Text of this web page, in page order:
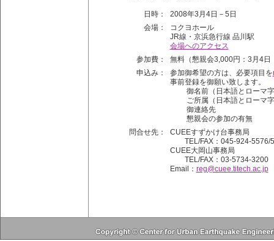
日時：
2008年3月4日－5日
会場：
コクヨホール
JR線・京浜急行線 品川駅
会場へのアクセス
参加費：
無料（懇親会3,000円：3月4
申込み：
参加御希望の方は、必要項目を
事前登録を御願い致します。
御名前（日本語とローマ字
ご所属（日本語とローマ字
御連絡先
懇親会の参加の有無
問合せ先：
CUEEすずかけ台事務局
TEL/FAX：045-924-5576/
CUEE大岡山事務局
TEL/FAX：03-5734-3200
Email： reg@cuee.titech.ac.jp